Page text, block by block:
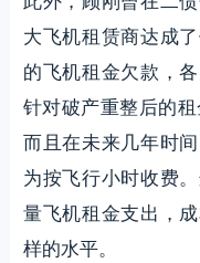
大飞机租赁商达成
的飞机租金欠款，
针对破产重整后的
而且在未来几年时
为按飞行小时收费
量飞机租金支出，
样的水平。